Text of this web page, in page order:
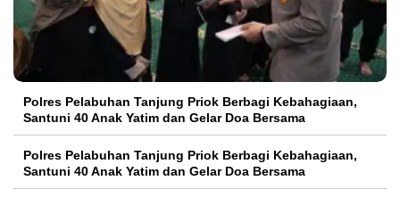
Polres Pelabuhan Tanjung Priok Berbagi Kebahagiaan,
Santuni 40 Anak Yatim dan Gelar Doa Bersama
Polres Pelabuhan Tanjung Priok Berbagi Kebahagiaan,
Santuni 40 Anak Yatim dan Gelar Doa Bersama